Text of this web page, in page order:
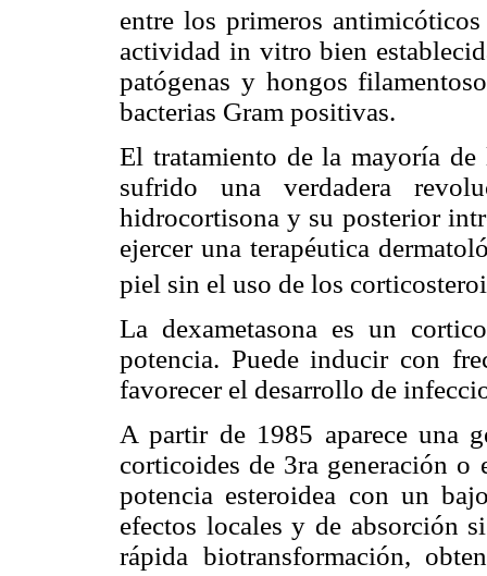
entre los primeros
actividad in vitro bien
patógenas y hongos
bacterias Gram positivas.
El tratamiento de la mayoría
sufrido una verdadera
hidrocortisona y su posterior
ejercer una terapéutica
piel sin el uso de los
La dexametasona es un
potencia. Puede inducir con
favorecer el desarrollo de
A partir de 1985 aparece una
corticoides de 3ra generación o
potencia esteroidea con un
efectos locales y de absorción
rápida biotransformación,